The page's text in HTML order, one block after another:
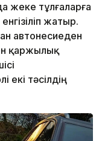
жеке тұлғаларға
жатыр.
автонесиеден
қаржылық
екі тәсілдің